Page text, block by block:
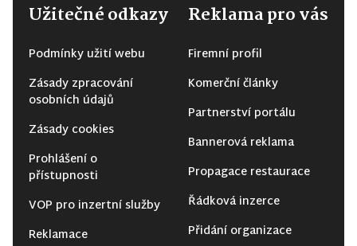
Užitečné odkazy
Podmínky užití webu
Zásady zpracování
osobních údajů
Zásady cookies
Prohlášení o
přístupnosti
VOP pro inzertní služby
Reklamace
Reklama pro vás
Firemní profil
Komerční články
Partnerství portálu
Bannerová reklama
Propagace restaurace
Řádková inzerce
Přidání organizace